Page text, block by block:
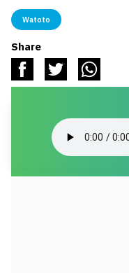
Watoto
Share